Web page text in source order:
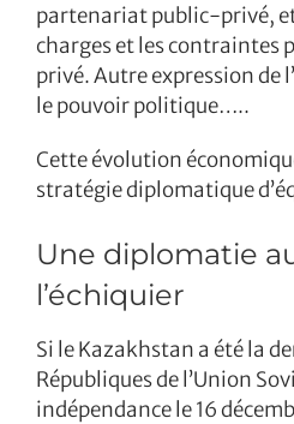
partenariat public-privé,
charges et les contraintes
privé. Autre expression de
le pouvoir politique…..
Cette évolution
stratégie diplomatique
Une diplomatie
l’échiquier
Si le Kazakhstan a été la
Républiques de l’Union
indépendance le 16